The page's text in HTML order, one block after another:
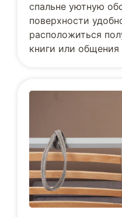
спальне уютную
поверхности
расположиться
книги или